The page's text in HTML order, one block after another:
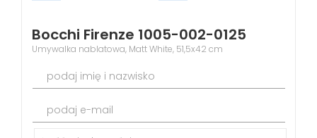
Bocchi Firenze 1005-002-0125
Umywalka nablatowa, Matt White, 51,5x42 cm
podaj imię i nazwisko
podaj e-mail